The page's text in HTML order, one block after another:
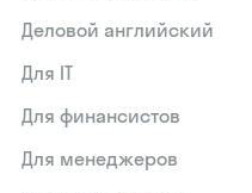
Деловой английский
Для IT
Для финансистов
Для менеджеров